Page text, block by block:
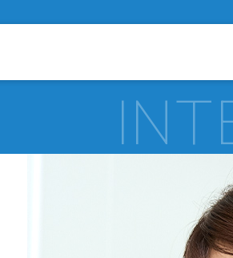
職種と業務フロー